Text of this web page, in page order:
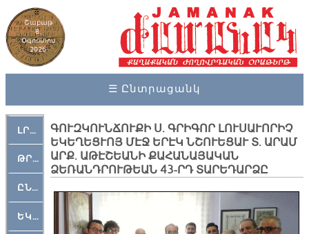
Շաբաթ
8,
Օգոստոս
2026
☰ Ընտրացանկ
ԼՐԱՀՈՍ
ԹՐՔԱՀԱՅ ԿԵԱՆՔ
ԸՆԿԵՐԱՄՇԱԿՈՒԹԱՅԻՆ
ԵԿԵՂԵՑԱԿԱՆ
ԳՈՒԶԿՈՒՆՃՈՒՔԻ Ս. ԳՐԻԳՈՐ ԼՈՒՍԱՒՈՐԻՉ
ԵԿԵՂԵՑՒՈՅ ՄԷՋ ԵՐԷԿ ՆՇՈՒԵՑԱՒ Տ. ԱՐԱՄ
ԱՐՔ. ԱԹԷՇԵԱՆԻ ՔԱՀԱՆԱՅԱԿԱՆ
ՁԵՌԱՆԴՐՈՒԹԵԱՆ 43-ՐԴ ՏԱՐԵԴԱՐՁԸ